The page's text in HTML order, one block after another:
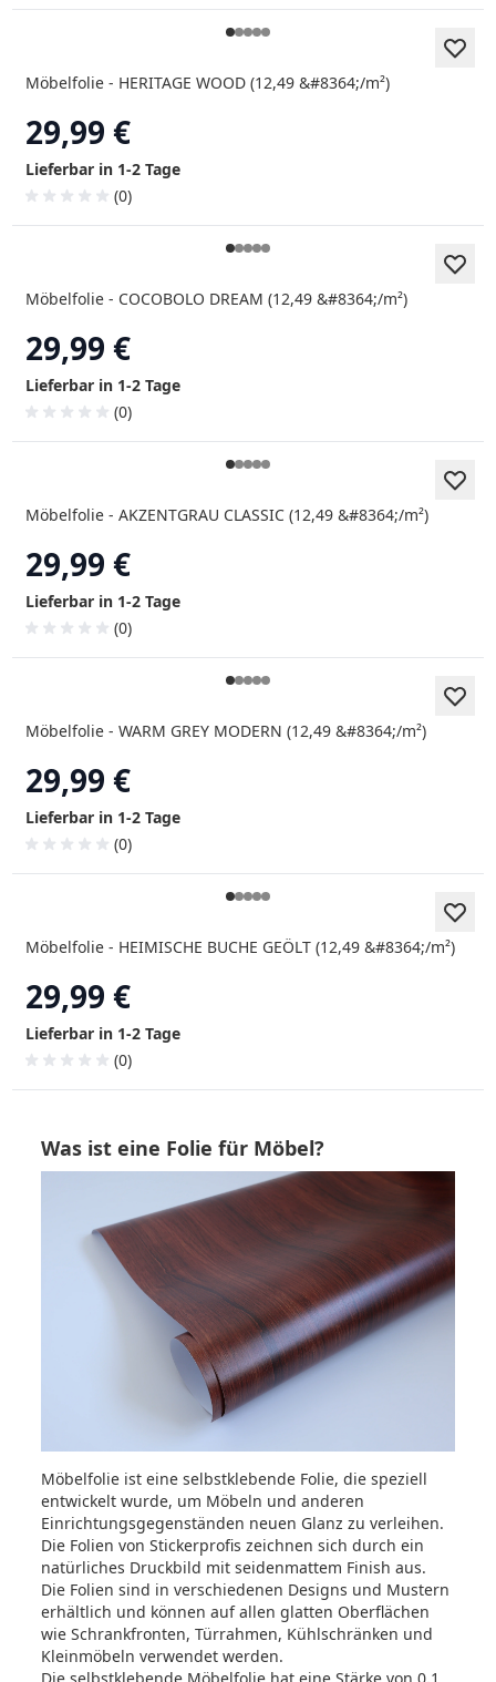
Möbelfolie - HERITAGE WOOD (12,49 &#8364;/m²)
29,99 €
Lieferbar in 1-2 Tage
(0)
Möbelfolie - COCOBOLO DREAM (12,49 &#8364;/m²)
29,99 €
Lieferbar in 1-2 Tage
(0)
Möbelfolie - AKZENTGRAU CLASSIC (12,49 &#8364;/m²)
29,99 €
Lieferbar in 1-2 Tage
(0)
Möbelfolie - WARM GREY MODERN (12,49 &#8364;/m²)
29,99 €
Lieferbar in 1-2 Tage
(0)
Möbelfolie - HEIMISCHE BUCHE GEÖLT (12,49 &#8364;/m²)
29,99 €
Lieferbar in 1-2 Tage
(0)
Was ist eine Folie für Möbel?
Möbelfolie ist eine selbstklebende Folie, die speziell
entwickelt wurde, um Möbeln und anderen
Einrichtungsgegenständen neuen Glanz zu verleihen.
Die Folien von Stickerprofis zeichnen sich durch ein
natürliches Druckbild mit seidenmattem Finish aus.
Die Folien sind in verschiedenen Designs und Mustern
erhältlich und können auf allen glatten Oberflächen
wie Schrankfronten, Türrahmen, Kühlschränken und
Kleinmöbeln verwendet werden.